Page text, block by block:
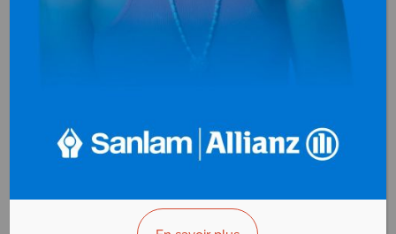
>>> Vous êtes le propriétaire ?